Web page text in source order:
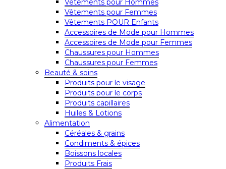
Vêtements pour Hommes
Vêtements pour Femmes
Vêtements POUR Enfants
Accessoires de Mode pour Hommes
Accessoires de Mode pour Femmes
Chaussures pour Hommes
Chaussures pour Femmes
Beauté & soins
Produits pour le visage
Produits pour le corps
Produits capillaires
Huiles & Lotions
Alimentation
Céréales & grains
Condiments & épices
Boissons locales
Produits Frais